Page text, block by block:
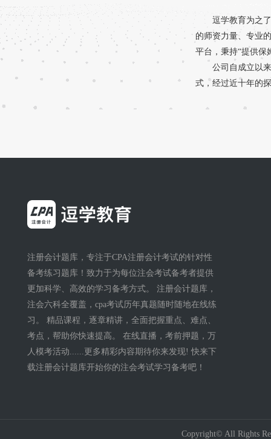
逗学教育为之
的师资力量、专业
平台，秉持“提供保
公司自成立以
式，经过近十年的
注册会计题库，专注于CPA注册会计考试的针对性
备考练习题库！致力于为每位注会考试备考者提供
更加科学、高效的学习备考方式。 注册会计题库，
注会六科全覆盖，cpa考试历年真题随时随地在线练
习。 精品课程，逐章精讲，全面把握重点、难点、
考点，帮助你快速提高。 在线直播，考前押题，万
人模考活动......更多精彩内容期待你来发现! 快来下
载注册会计题库开始你的注会考试学习备考吧！
Copyright© All Rights